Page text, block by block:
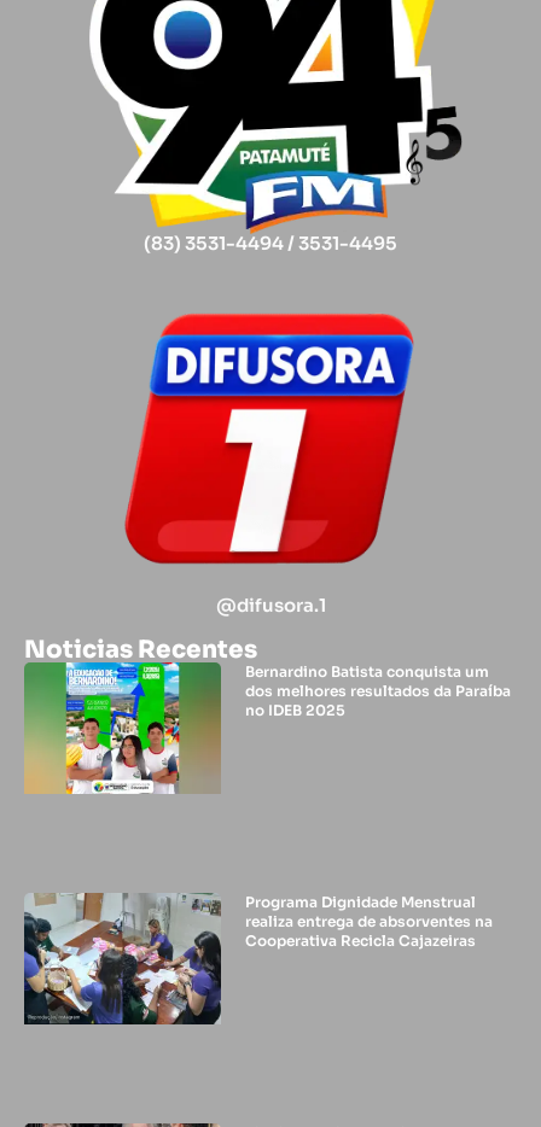
(83) 3531-4494 / 3531-4495
@difusora.1
Noticias Recentes
Bernardino Batista conquista um
dos melhores resultados da Paraíba
no IDEB 2025
Programa Dignidade Menstrual
realiza entrega de absorventes na
Cooperativa Recicla Cajazeiras